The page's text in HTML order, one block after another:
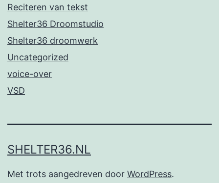
Reciteren van tekst
Shelter36 Droomstudio
Shelter36 droomwerk
Uncategorized
voice-over
VSD
SHELTER36.NL
Met trots aangedreven door WordPress.